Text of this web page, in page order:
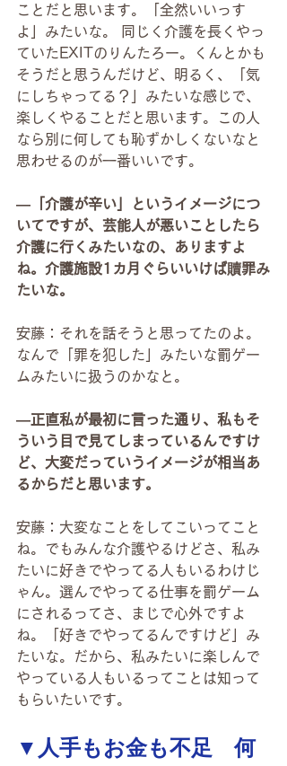
ことだと思います。「全然いいっす
よ」みたいな。 同じく介護を長くやっ
ていたEXITのりんたろー。くんとかも
そうだと思うんだけど、明るく、「気
にしちゃってる？」みたいな感じで、
楽しくやることだと思います。この人
なら別に何しても恥ずかしくないなと
思わせるのが一番いいです。
―「介護が辛い」というイメージにつ
いてですが、芸能人が悪いことしたら
介護に行くみたいなの、ありますよ
ね。介護施設1カ月ぐらいいけば贖罪み
たいな。
安藤：それを話そうと思ってたのよ。
なんで「罪を犯した」みたいな罰ゲー
ムみたいに扱うのかなと。
―正直私が最初に言った通り、私もそ
ういう目で見てしまっているんですけ
ど、大変だっていうイメージが相当あ
るからだと思います。
安藤：大変なことをしてこいってこと
ね。でもみんな介護やるけどさ、私み
たいに好きでやってる人もいるわけじ
ゃん。選んでやってる仕事を罰ゲーム
にされるってさ、まじで心外ですよ
ね。「好きでやってるんですけど」み
たいな。だから、私みたいに楽しんで
やっている人もいるってことは知って
もらいたいです。
▼人手もお金も不足　何